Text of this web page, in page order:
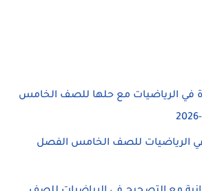
في الرياضيات مع حلها للصف الخامس
الرياضيات للصف الخامس الفصل